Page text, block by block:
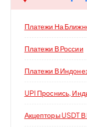
Платежи На
Платежи В России
Платежи В
UPI Проснись,
Акцепторы USDT